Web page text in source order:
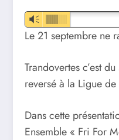
Vm
Le 21 septembre ne
Trandovertes c’est
reversé à la Ligue de
Dans cette
Ensemble « Fri For